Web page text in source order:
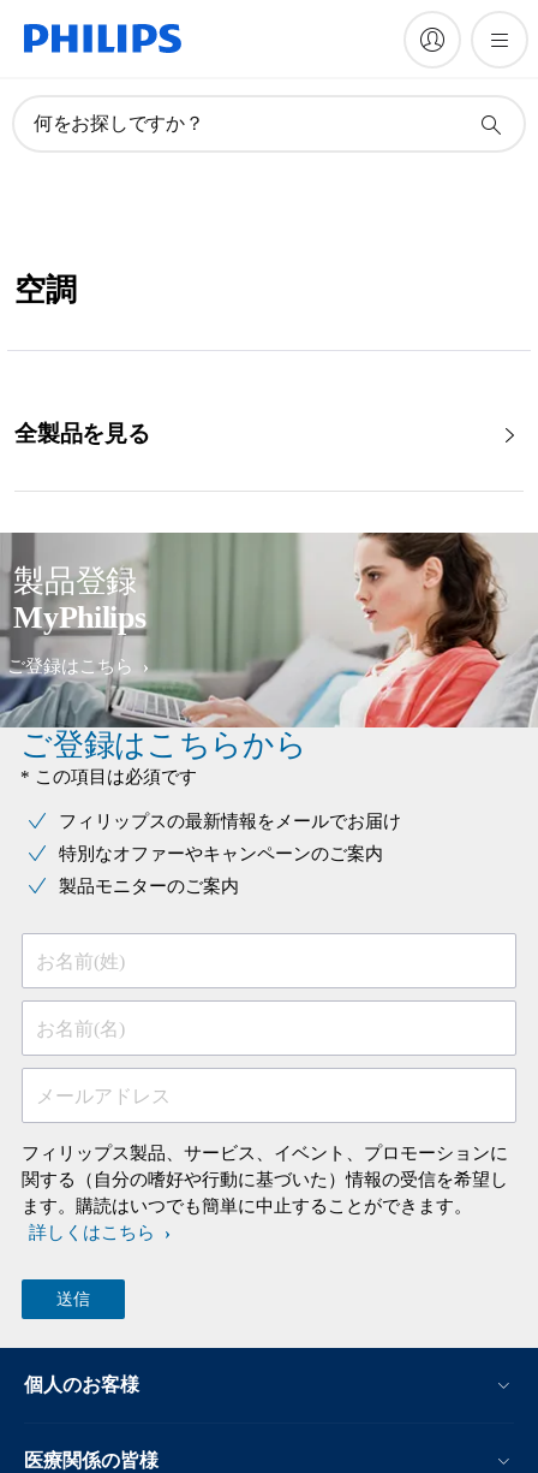
何をお探しですか？
空調
全製品を見る
製品登録
MyPhilips
ご登録はこちら
ご登録はこちらから
* この項目は必須です
フィリップスの最新情報をメールでお届け
特別なオファーやキャンペーンのご案内
製品モニターのご案内
お名前(姓)
お名前(名)
メールアドレス
フィリップス製品、サービス、イベント、プロモーションに
関する（自分の嗜好や行動に基づいた）情報の受信を希望し
ます。購読はいつでも簡単に中止することができます。
詳しくはこちら
個人のお客様
医療関係の皆様